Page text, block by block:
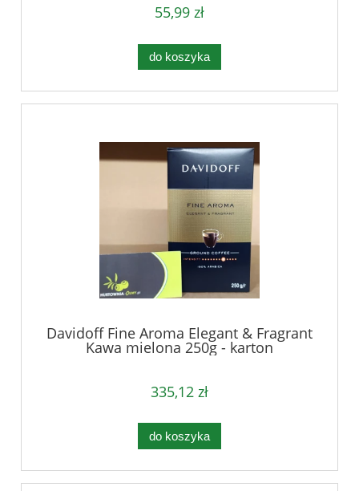
55,99 zł
do koszyka
Davidoff Fine Aroma Elegant & Fragrant
Kawa mielona 250g - karton
335,12 zł
do koszyka